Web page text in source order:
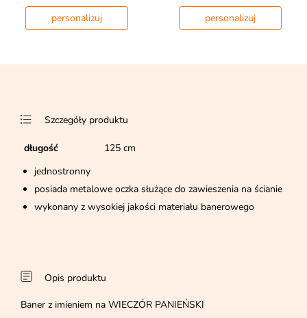
personalizuj personalizuj
Szczegóły produktu
długość
125 cm
jednostronny
posiada metalowe oczka służące do zawieszenia na ścianie
wykonany z wysokiej jakości materiału banerowego
Opis produktu
Baner z imieniem na WIECZÓR PANIEŃSKI